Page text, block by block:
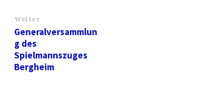
Weiter
Generalversammlun
g des
Spielmannszuges
Bergheim